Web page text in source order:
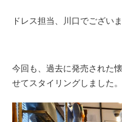
ドレス担当、川口でございま
今回も、過去に発売された
せてスタイリングしました。